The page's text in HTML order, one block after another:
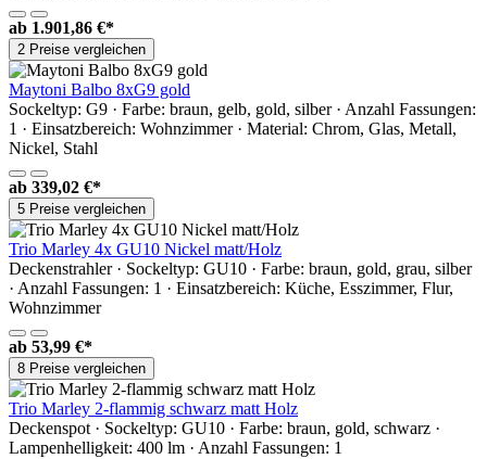
ab 1.901,86 €*
2 Preise vergleichen
Maytoni Balbo 8xG9 gold
Sockeltyp: G9 · Farbe: braun, gelb, gold, silber · Anzahl Fassungen:
1 · Einsatzbereich: Wohnzimmer · Material: Chrom, Glas, Metall,
Nickel, Stahl
ab 339,02 €*
5 Preise vergleichen
Trio Marley 4x GU10 Nickel matt/Holz
Deckenstrahler · Sockeltyp: GU10 · Farbe: braun, gold, grau, silber
· Anzahl Fassungen: 1 · Einsatzbereich: Küche, Esszimmer, Flur,
Wohnzimmer
ab 53,99 €*
8 Preise vergleichen
Trio Marley 2-flammig schwarz matt Holz
Deckenspot · Sockeltyp: GU10 · Farbe: braun, gold, schwarz ·
Lampenhelligkeit: 400 lm · Anzahl Fassungen: 1